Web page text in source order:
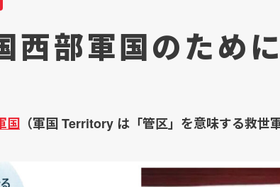
西部軍国のために
国 （軍国 Territory は「管区」を意味する救世